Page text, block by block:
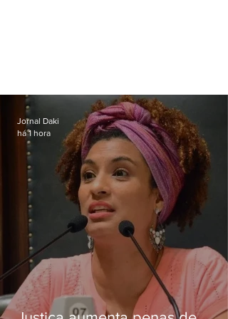
Jornal Daki
há 1 hora